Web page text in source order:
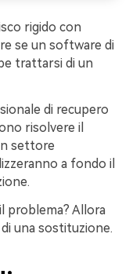
rigido con
se un software di
trattarsi di un
di recupero
risolvere il
settore
a fondo il
problema? Allora
una sostituzione.